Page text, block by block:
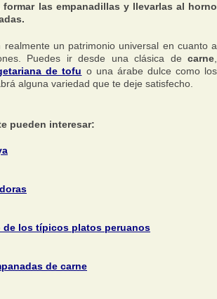
las empanadillas y llevarlas al horno
realmente un patrimonio universal en cuanto a
Puedes ir desde una clásica de carne
de tofu o una árabe dulce como los
alguna variedad que te deje satisfecho.
pueden interesar:
de los típicos platos peruanos
de carne